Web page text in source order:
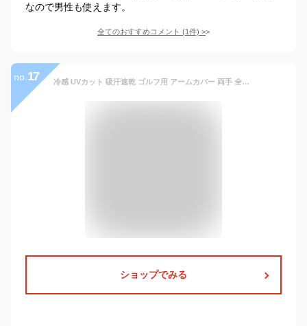
なので男性も使えます。
全てのおすすめコメント (1件) >
no. 17 冷感 UVカット 吸汗速乾 ゴルフ用 アームカバー 両手 全3カラー/FREEサイズ INCONTRO 日焼け防止 紫外線対策 焼かない 春夏 夏用 冷感素材 涼しい ゴルフ 手袋 グローブをしたまま アームシェード 腕 手 メンズ レディース おしゃれ
ショップでみる